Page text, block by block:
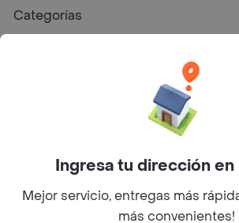
Categorías
Facebook
Twitter
©2026Rappi Inc. All rights
Ingresa tu dirección en
Mejor servicio, entregas más
más convenientes!